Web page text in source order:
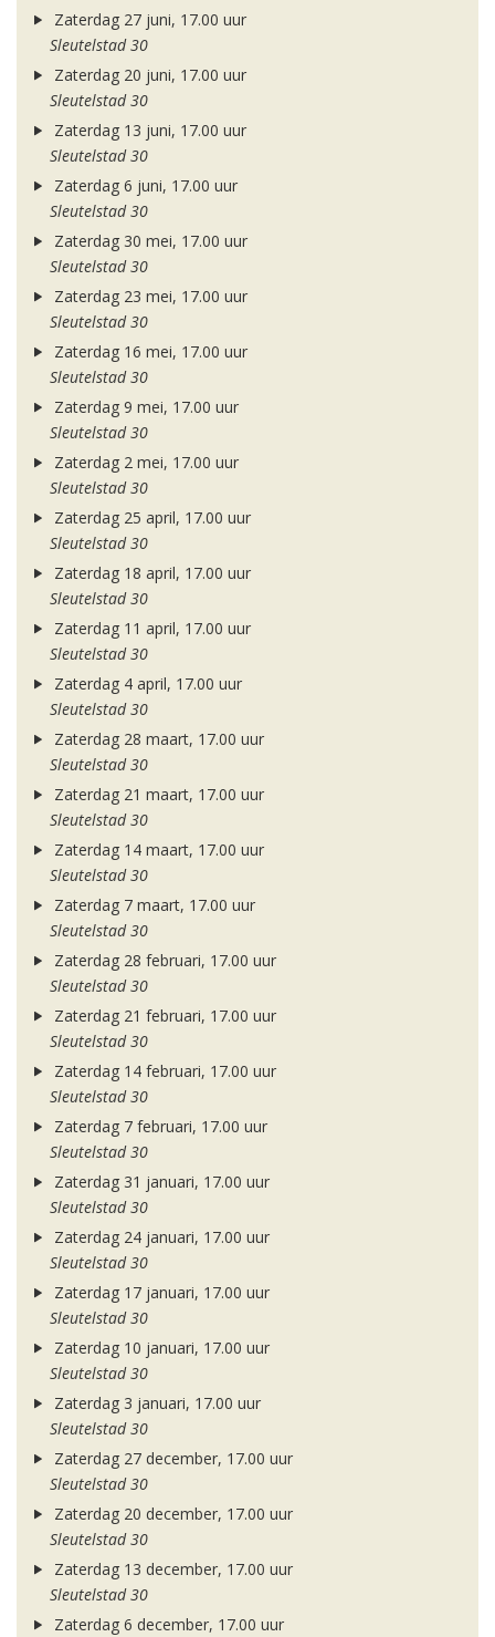
Zaterdag 27 juni, 17.00 uur
Sleutelstad 30
Zaterdag 20 juni, 17.00 uur
Sleutelstad 30
Zaterdag 13 juni, 17.00 uur
Sleutelstad 30
Zaterdag 6 juni, 17.00 uur
Sleutelstad 30
Zaterdag 30 mei, 17.00 uur
Sleutelstad 30
Zaterdag 23 mei, 17.00 uur
Sleutelstad 30
Zaterdag 16 mei, 17.00 uur
Sleutelstad 30
Zaterdag 9 mei, 17.00 uur
Sleutelstad 30
Zaterdag 2 mei, 17.00 uur
Sleutelstad 30
Zaterdag 25 april, 17.00 uur
Sleutelstad 30
Zaterdag 18 april, 17.00 uur
Sleutelstad 30
Zaterdag 11 april, 17.00 uur
Sleutelstad 30
Zaterdag 4 april, 17.00 uur
Sleutelstad 30
Zaterdag 28 maart, 17.00 uur
Sleutelstad 30
Zaterdag 21 maart, 17.00 uur
Sleutelstad 30
Zaterdag 14 maart, 17.00 uur
Sleutelstad 30
Zaterdag 7 maart, 17.00 uur
Sleutelstad 30
Zaterdag 28 februari, 17.00 uur
Sleutelstad 30
Zaterdag 21 februari, 17.00 uur
Sleutelstad 30
Zaterdag 14 februari, 17.00 uur
Sleutelstad 30
Zaterdag 7 februari, 17.00 uur
Sleutelstad 30
Zaterdag 31 januari, 17.00 uur
Sleutelstad 30
Zaterdag 24 januari, 17.00 uur
Sleutelstad 30
Zaterdag 17 januari, 17.00 uur
Sleutelstad 30
Zaterdag 10 januari, 17.00 uur
Sleutelstad 30
Zaterdag 3 januari, 17.00 uur
Sleutelstad 30
Zaterdag 27 december, 17.00 uur
Sleutelstad 30
Zaterdag 20 december, 17.00 uur
Sleutelstad 30
Zaterdag 13 december, 17.00 uur
Sleutelstad 30
Zaterdag 6 december, 17.00 uur